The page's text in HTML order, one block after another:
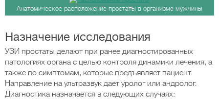
Анатомическое расположение простаты в организме мужчины
Назначение исследования
УЗИ простаты делают при ранее диагностированных
патологиях органа с целью контроля динамики лечения, а
также по симптомам, которые предъявляет пациент.
Направление на ультразвук дает уролог или андролог.
Диагностика назначается в следующих случаях: